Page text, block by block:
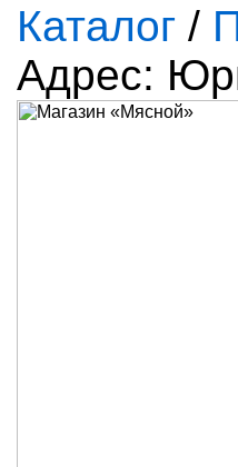
Каталог /
Адрес: